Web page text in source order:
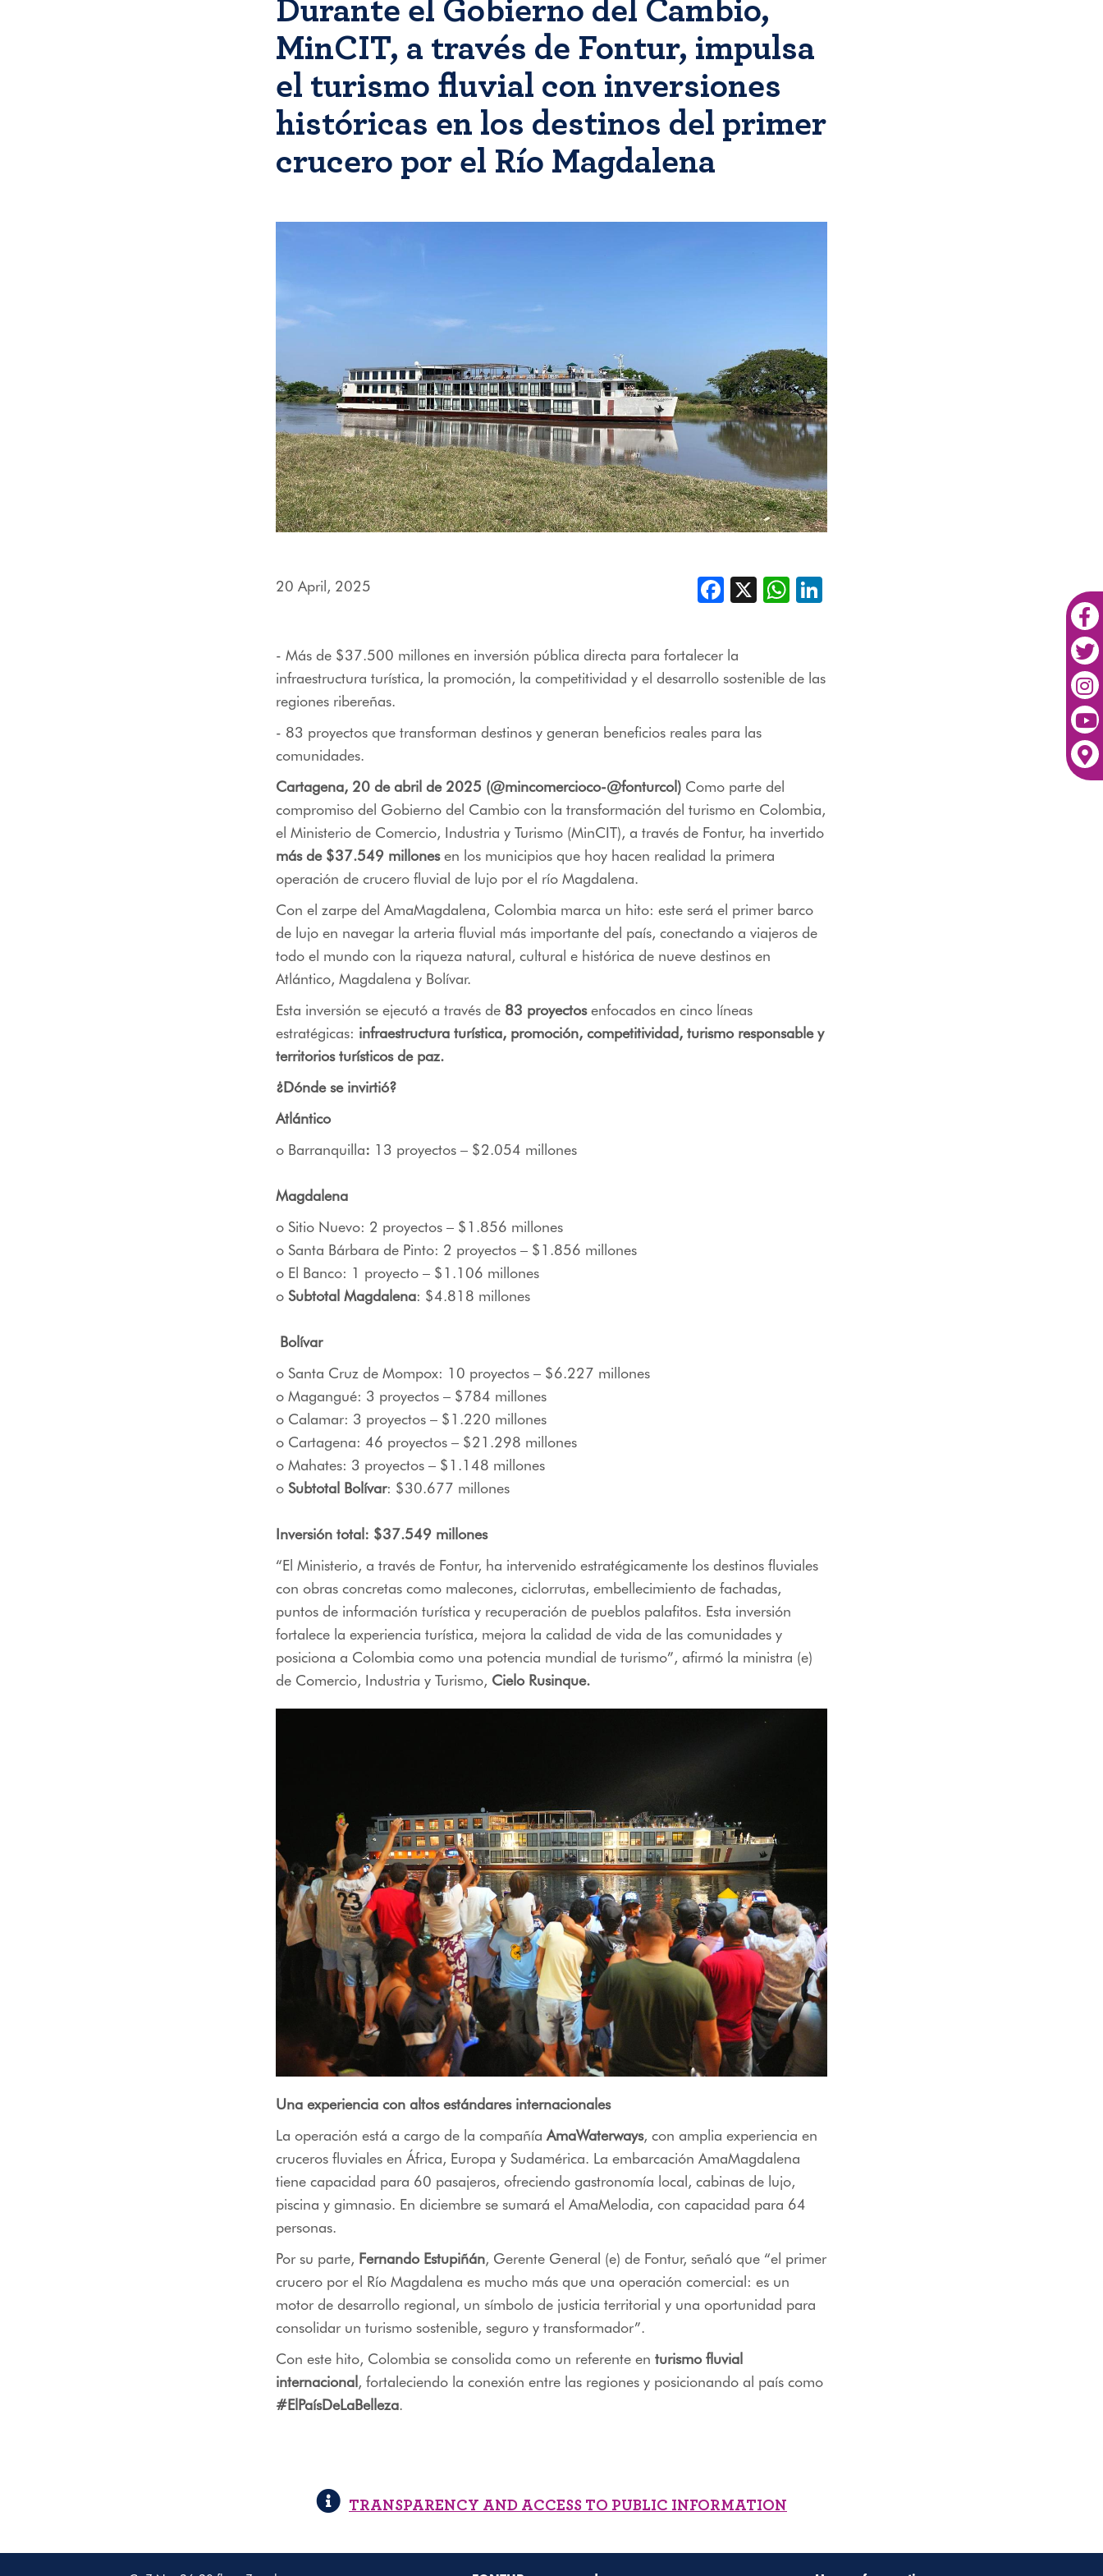
Durante el Gobierno del Cambio,
MinCIT, a través de Fontur, impulsa
el turismo fluvial con inversiones
históricas en los destinos del primer
crucero por el Río Magdalena
20 April, 2025 Facebook
X WhatsApp
- Más de $37.500 millones en inversión pública directa para fortalecer la
infraestructura turística, la promoción, la competitividad y el desarrollo sostenible de las
regiones ribereñas.
- 83 proyectos que transforman destinos y generan beneficios reales para las
comunidades.
Cartagena, 20 de abril de 2025 (@mincomercioco-@fonturcol) Como parte del
compromiso del Gobierno del Cambio con la transformación del turismo en Colombia,
el Ministerio de Comercio, Industria y Turismo (MinCIT), a través de Fontur, ha invertido
más de $37.549 millonesen los municipios que hoy hacen realidad la primera
operación de crucero fluvial de lujo por el río Magdalena.
Con el zarpe del AmaMagdalena, Colombia marca un hito: este será el primer barco
de lujo en navegar la arteria fluvial más importante del país, conectando a viajeros de
todo el mundo con la riqueza natural, cultural e histórica de nueve destinos en
Atlántico, Magdalena y Bolívar.
Esta inversión se ejecutó a través de 83 proyectosenfocados en cinco líneas
estratégicas: infraestructura turística, promoción, competitividad, turismo responsable y
territorios turísticos de paz.
¿Dónde se invirtió?
Atlántico
o Barranquilla: 13 proyectos – $2.054 millones
Magdalena
o Sitio Nuevo: 2 proyectos – $1.856 millones
o Santa Bárbara de Pinto: 2 proyectos – $1.856 millones
o El Banco: 1 proyecto – $1.106 millones
o Subtotal Magdalena: $4.818 millones
Bolívar
o Santa Cruz de Mompox: 10 proyectos – $6.227 millones
o Magangué: 3 proyectos – $784 millones
o Calamar: 3 proyectos – $1.220 millones
o Cartagena: 46 proyectos – $21.298 millones
o Mahates: 3 proyectos – $1.148 millones
o Subtotal Bolívar: $30.677 millones
Inversión total: $37.549 millones
“El Ministerio, a través de Fontur, ha intervenido estratégicamente los destinos fluviales
con obras concretas como malecones, ciclorrutas, embellecimiento de fachadas,
puntos de información turística y recuperación de pueblos palafitos. Esta inversión
fortalece la experiencia turística, mejora la calidad de vida de las comunidades y
posiciona a Colombia como una potencia mundial de turismo”, afirmó la ministra (e)
de Comercio, Industria y Turismo, Cielo Rusinque.
Una experiencia con altos estándares internacionales
La operación está a cargo de la compañía AmaWaterways, con amplia experiencia en
cruceros fluviales en África, Europa y Sudamérica. La embarcación AmaMagdalena
tiene capacidad para 60 pasajeros, ofreciendo gastronomía local, cabinas de lujo,
piscina y gimnasio. En diciembre se sumará el AmaMelodia, con capacidad para 64
personas.
Por su parte, Fernando Estupiñán, Gerente General (e) de Fontur, señaló que “el primer
crucero por el Río Magdalena es mucho más que una operación comercial: es un
motor de desarrollo regional, un símbolo de justicia territorial y una oportunidad para
consolidar un turismo sostenible, seguro y transformador”.
Con este hito, Colombia se consolida como un referente en turismo fluvial
internacional, fortaleciendo la conexión entre las regiones y posicionando al país como
#ElPaísDeLaBelleza.
TRANSPARENCY AND ACCESS TO PUBLIC INFORMATION